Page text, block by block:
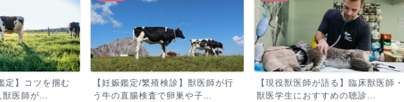
定】コツを掴む
医師が...
【妊娠鑑定/繁殖検診】獣医師が行
う牛の直腸検査で卵巣や子...
【現役獣医師が語る】臨床獣医師・
獣医学生におすすめの聴診...